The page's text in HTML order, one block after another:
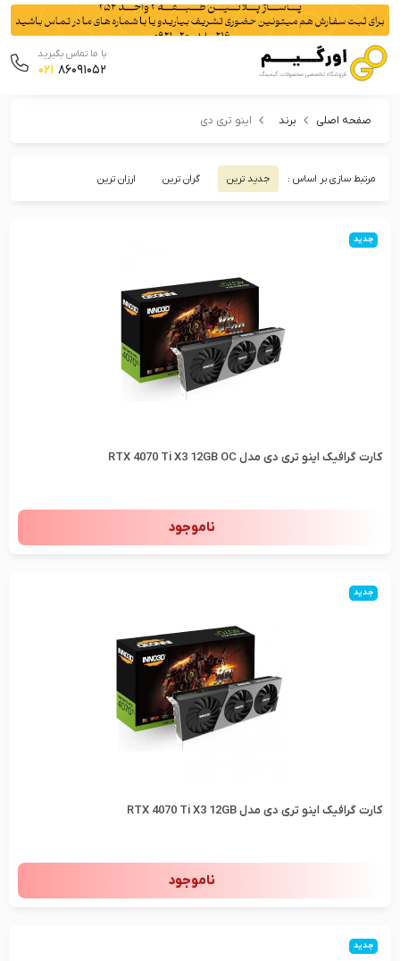
با ما تماس بگیرید
021 86091052
صفحه اصلی برند اینو تری دی
مرتبط سازی بر اساس : جدید ترین گران ترین ارزان ترین
جدید
کارت گرافیک اینو تری دی مدل RTX 4070 Ti X3 12GB OC
ناموجود
جدید
کارت گرافیک اینو تری دی مدل RTX 4070 Ti X3 12GB
ناموجود
جدید